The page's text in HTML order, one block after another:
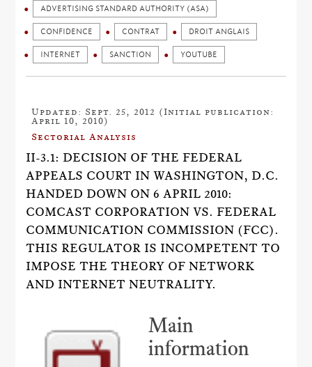
ADVERTISING STANDARD AUTHORITY (ASA)
CONFIDENCE CONTRAT DROIT ANGLAIS
INTERNET SANCTION YOUTUBE
Updated: Sept. 25, 2012 (Initial publication:
April 10, 2010)
Sectorial Analysis
II-3.1: DECISION OF THE FEDERAL
APPEALS COURT IN WASHINGTON, D.C.
HANDED DOWN ON 6 APRIL 2010:
COMCAST CORPORATION VS. FEDERAL
COMMUNICATION COMMISSION (FCC).
THIS REGULATOR IS INCOMPETENT TO
IMPOSE THE THEORY OF NETWORK
AND INTERNET NEUTRALITY.
Main
information